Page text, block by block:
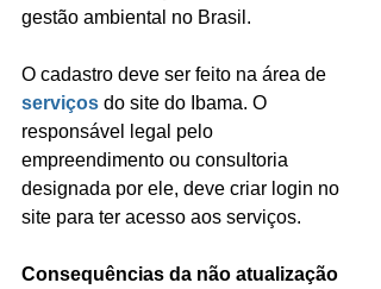
gestão ambiental no Brasil.
O cadastro deve ser feito na área de
serviços do site do Ibama. O
responsável legal pelo
empreendimento ou consultoria
designada por ele, deve criar login no
site para ter acesso aos serviços.
Consequências da não atualização